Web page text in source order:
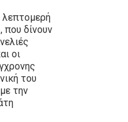
λεπτομερή
δίνουν
οι
του
την